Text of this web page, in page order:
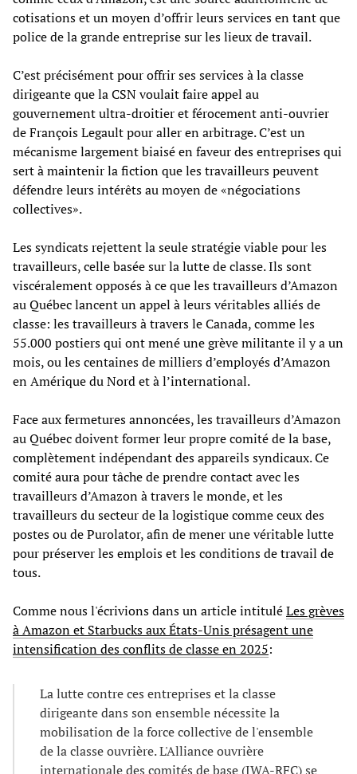
cotisations et un moyen d’offrir leurs services en tant que
police de la grande entreprise sur les lieux de travail.
C’est précisément pour offrir ses services à la classe
dirigeante que la CSN voulait faire appel au
gouvernement ultra-droitier et férocement anti-ouvrier
de François Legault pour aller en arbitrage. C’est un
mécanisme largement biaisé en faveur des entreprises qui
sert à maintenir la fiction que les travailleurs peuvent
défendre leurs intérêts au moyen de «négociations
collectives».
Les syndicats rejettent la seule stratégie viable pour les
travailleurs, celle basée sur la lutte de classe. Ils sont
viscéralement opposés à ce que les travailleurs d’Amazon
au Québec lancent un appel à leurs véritables alliés de
classe: les travailleurs à travers le Canada, comme les
55.000 postiers qui ont mené une grève militante il y a un
mois, ou les centaines de milliers d’employés d’Amazon
en Amérique du Nord et à l’international.
Face aux fermetures annoncées, les travailleurs d’Amazon
au Québec doivent former leur propre comité de la base,
complètement indépendant des appareils syndicaux. Ce
comité aura pour tâche de prendre contact avec les
travailleurs d’Amazon à travers le monde, et les
travailleurs du secteur de la logistique comme ceux des
postes ou de Purolator, afin de mener une véritable lutte
pour préserver les emplois et les conditions de travail de
tous.
Comme nous l'écrivions dans un article intituléLes grèves
à Amazon et Starbucks aux États-Unis présagent une
intensification des conflits de classe en 2025:
La lutte contre ces entreprises et la classe
dirigeante dans son ensemble nécessite la
mobilisation de la force collective de l'ensemble
de la classe ouvrière. L'Alliance ouvrière
internationale des comités de base (IWA-RFC) se